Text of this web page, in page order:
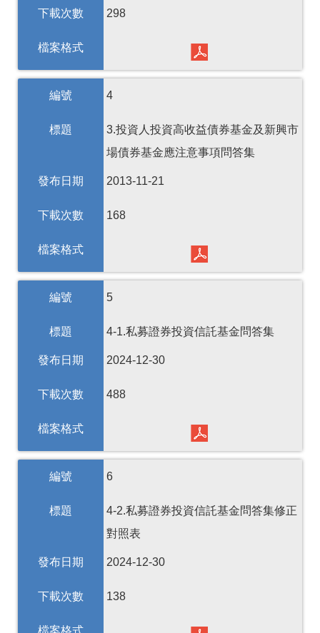
下載次數 298
檔案格式
編號 4
標題
3.投資人投資高收益債券基金及新興市
場債券基金應注意事項問答集
發布日期 2013-11-21
下載次數 168
檔案格式
編號 5
標題 4-1.私募證券投資信託基金問答集
發布日期 2024-12-30
下載次數 488
檔案格式
編號 6
標題
4-2.私募證券投資信託基金問答集修正
對照表
發布日期 2024-12-30
下載次數 138
檔案格式